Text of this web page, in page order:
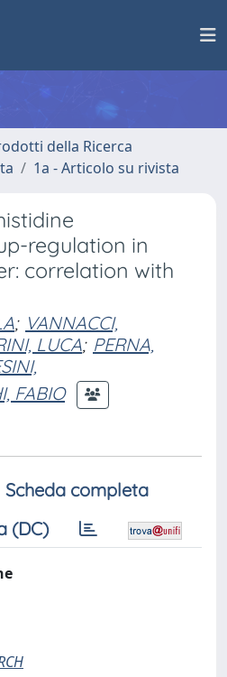
della Ricerca
1a - Articolo su rivista
regulation in
correlation with
; VANNACCI,
LUCA; PERNA,
FABIO
Scheda completa
(DC)